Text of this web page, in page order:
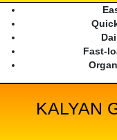
Fast-
KALYAN